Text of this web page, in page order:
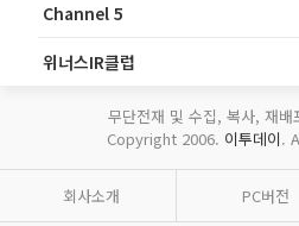
Channel 5
위너스IR클럽
무단전재 및 수집, 복사, 재배
Copyright 2006. 이투데이.
회사소개 PC버전